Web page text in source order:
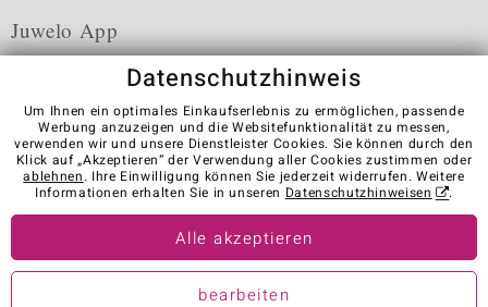
Juwelo App
Karriere AGB Datenschutz Cookies
Impressum
Kontakt
Vertrag widerrufen
Visit our stores in other countries:
© Juwelo Deutschland GmbH (ein Tochterunternehmen der elumeo
Datenschutzhinweis
Um Ihnen ein optimales Einkaufserlebnis zu ermöglichen, passende
Werbung anzuzeigen und die Websitefunktionalität zu messen,
verwenden wir und unsere Dienstleister Cookies. Sie können durch den
Klick auf „Akzeptieren“ der Verwendung aller Cookies zustimmen oder
ablehnen. Ihre Einwilligung können Sie jederzeit widerrufen. Weitere
Informationen erhalten Sie in unseren Datenschutzhinweisen .
Alle akzeptieren
bearbeiten